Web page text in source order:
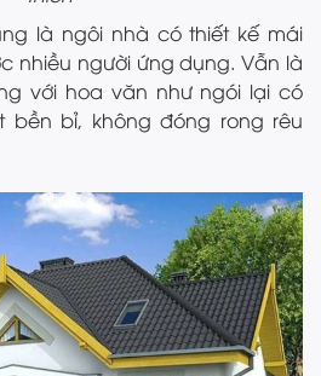
là ngôi nhà có thiết kế mái
nhiều người ứng dụng. Vẫn là
với hoa văn như ngói lại có
bền bỉ, không đóng rong rêu